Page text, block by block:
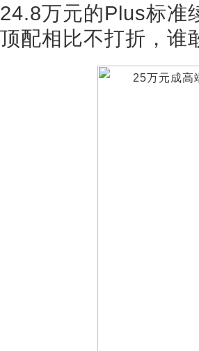
24.8万元的Plus标准
顶配相比不打折，谁